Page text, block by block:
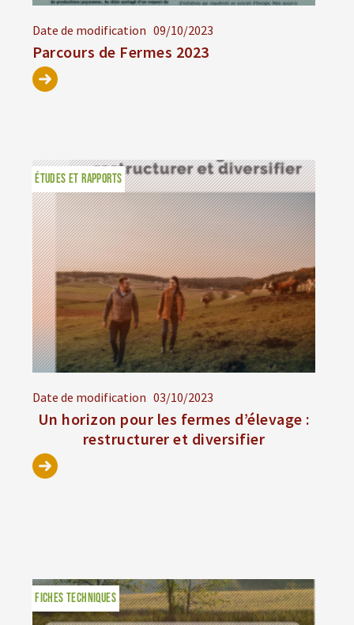
Date de modification 09/10/2023
Parcours de Fermes 2023
Date de modification 03/10/2023
Un horizon pour les fermes d’élevage :
restructurer et diversifier
ÉTUDES ET RAPPORTS
FICHES TECHNIQUES